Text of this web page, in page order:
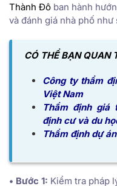
Thành Đô ban hành
và đánh giá nhà phố như
CÓ THỂ BẠN QUAN
Công ty thẩm
Việt Nam
Thẩm định giá
định cư và du
Thẩm định dự
• Bước 1: Kiểm tra pháp